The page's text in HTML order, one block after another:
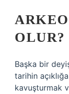
OLUR?
Başka bir
tarihin
kavuşturmak